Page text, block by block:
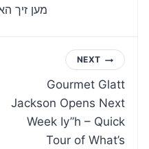
.מען זיך
NEXT
Gourmet Glatt
Jackson Opens Next
Week Iy”h – Quick
Tour of What’s